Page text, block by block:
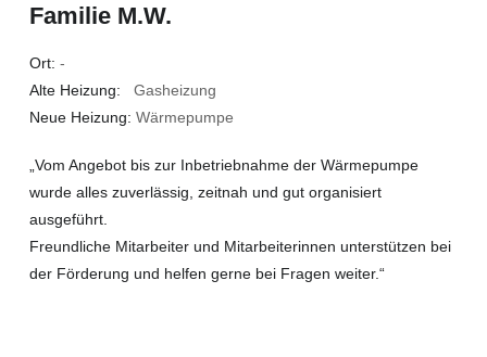
Familie M.W.
Ort: -
Alte Heizung: Gasheizung
Neue Heizung: Wärmepumpe
„Vom Angebot bis zur Inbetriebnahme der Wärmepumpe
wurde alles zuverlässig, zeitnah und gut organisiert
ausgeführt.
Freundliche Mitarbeiter und Mitarbeiterinnen unterstützen bei
der Förderung und helfen gerne bei Fragen weiter.“